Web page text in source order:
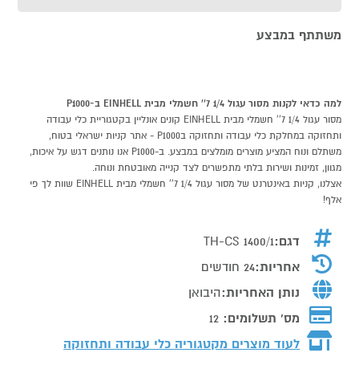
משתתף במבצע
למה כדאי לקנות מסור עגול 1/4 7'' חשמלי מבית EINHELL ב-P1000
מסור עגול 1/4 7'' חשמלי מבית EINHELL קונים אונליין בקטגוריית כלי עבודה
ותחזוקה במחלקת כלי עבודה ותחזוקה בP1000 - אתר קניות ישראלי בטוח,
משתלם ונוח המציע מוצרים מומלצים במבצע. ב-P1000 אנו נותנים דגש על איכות,
מגוון, זמינות ושירות בלתי מתפשרים לצד קנייה מאובטחת ונוחה.
אצלנו, קניות באינטרנט של מסור עגול 1/4 7'' חשמלי מבית EINHELL שוות לך פי
אלף!
דגם:TH-CS 1400/1
אחריות:24 חודשים
נותן האחריות:היבואן
מס' תשלומים: 12
לעוד מוצרים מקטגוריה כלי עבודה ותחזוקה